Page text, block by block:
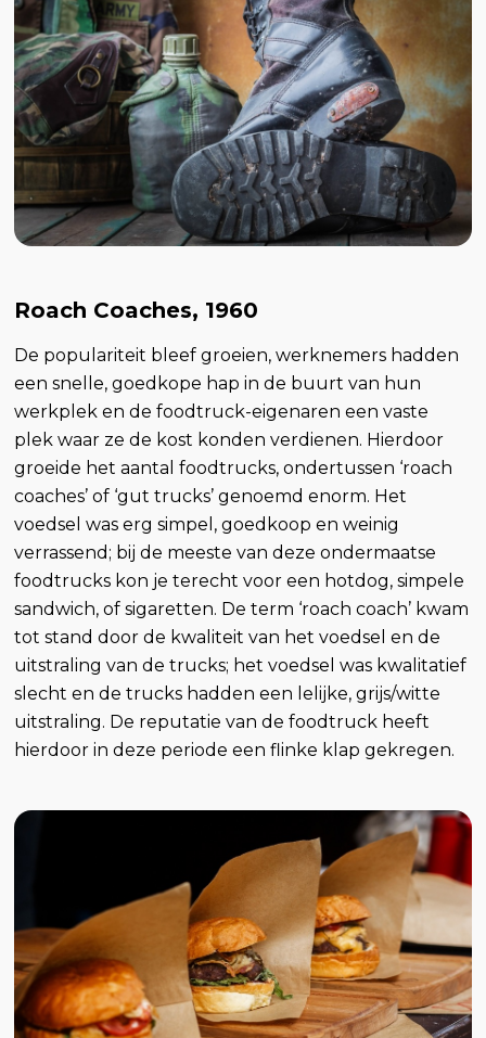
Roach Coaches, 1960
De populariteit bleef groeien, werknemers hadden
een snelle, goedkope hap in de buurt van hun
werkplek en de foodtruck-eigenaren een vaste
plek waar ze de kost konden verdienen. Hierdoor
groeide het aantal foodtrucks, ondertussen ‘roach
coaches’ of ‘gut trucks’ genoemd enorm. Het
voedsel was erg simpel, goedkoop en weinig
verrassend; bij de meeste van deze ondermaatse
foodtrucks kon je terecht voor een hotdog, simpele
sandwich, of sigaretten. De term ‘roach coach’ kwam
tot stand door de kwaliteit van het voedsel en de
uitstraling van de trucks; het voedsel was kwalitatief
slecht en de trucks hadden een lelijke, grijs/witte
uitstraling. De reputatie van de foodtruck heeft
hierdoor in deze periode een flinke klap gekregen.